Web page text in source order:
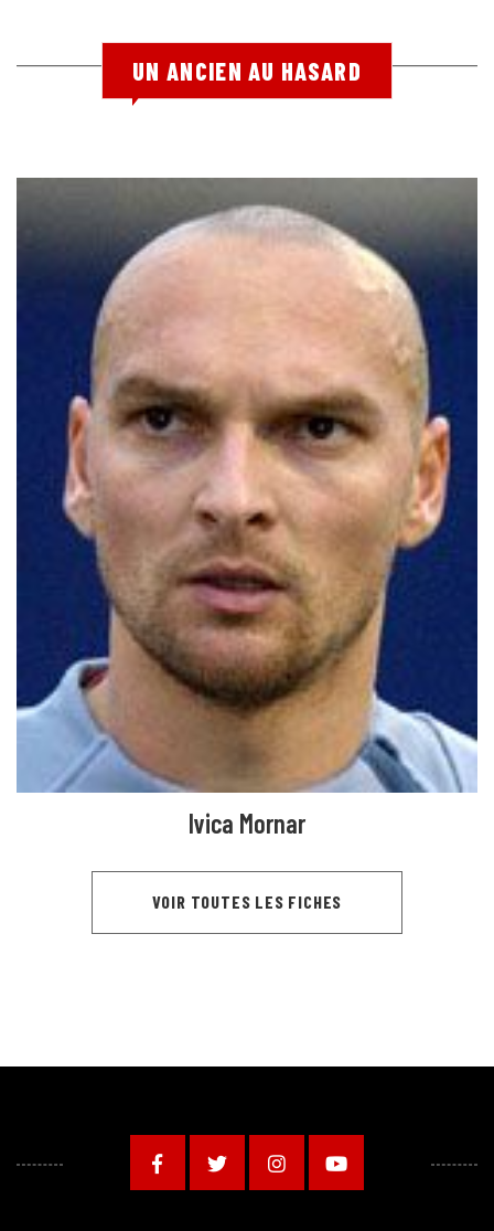
UN ANCIEN AU HASARD
Ivica Mornar
VOIR TOUTES LES FICHES